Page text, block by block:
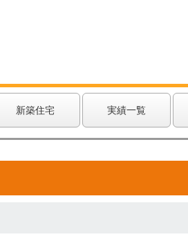
新築住宅 実績一覧